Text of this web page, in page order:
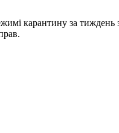
карантину за